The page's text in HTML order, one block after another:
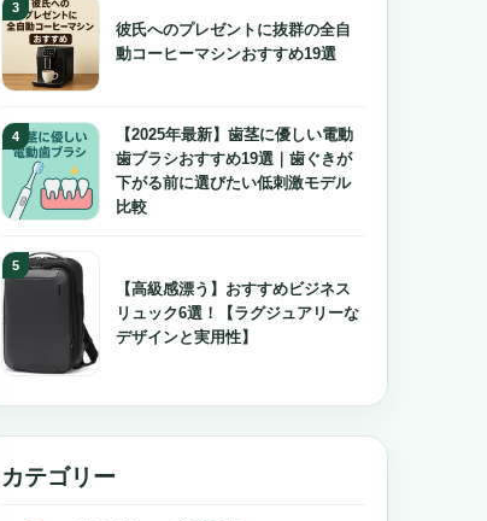
彼氏へのプレゼントに抜群の全自
動コーヒーマシンおすすめ19選
【2025年最新】歯茎に優しい電動
歯ブラシおすすめ19選｜歯ぐきが
下がる前に選びたい低刺激モデル
比較
【高級感漂う】おすすめビジネス
リュック6選！【ラグジュアリーな
デザインと実用性】
カテゴリー